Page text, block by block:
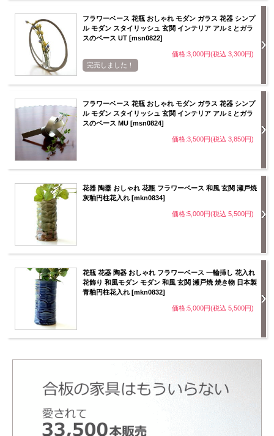
フラワーベース 花瓶 おしゃれ モダン ガラス 花器 シンプ
ル モダン スタイリッシュ 玄関 インテリア アルミとガラ
スのベース UT [msn0822]
価格:3,000円(税込 3,300円)
完売しました！
フラワーベース 花瓶 おしゃれ モダン ガラス 花器 シンプ
ル モダン スタイリッシュ 玄関 インテリア アルミとガラ
スのベース MU [msn0824]
価格:3,500円(税込 3,850円)
花器 陶器 おしゃれ 花瓶 フラワーベース 和風 玄関 瀬戸焼
灰釉円柱花入れ [mkn0834]
価格:5,000円(税込 5,500円)
花瓶 花器 陶器 おしゃれ フラワーベース 一輪挿し 花入れ
花飾り 和風モダン モダン 和風 玄関 瀬戸焼 焼き物 日本製
青釉円柱花入れ [mkn0832]
価格:5,000円(税込 5,500円)